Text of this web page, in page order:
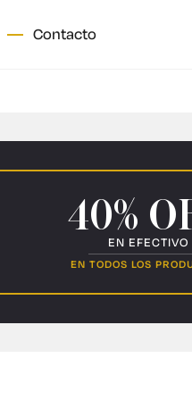
Contacto
40%
EN EFECTIVO
EN TODOS LOS